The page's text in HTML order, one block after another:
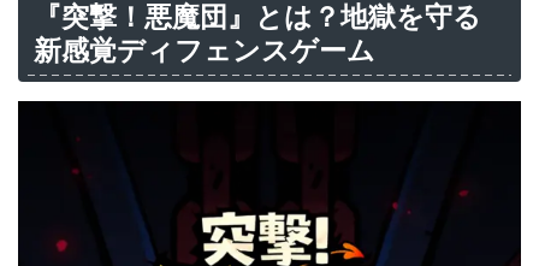
『突撃！悪魔団』とは？地獄を守る
新感覚ディフェンスゲーム